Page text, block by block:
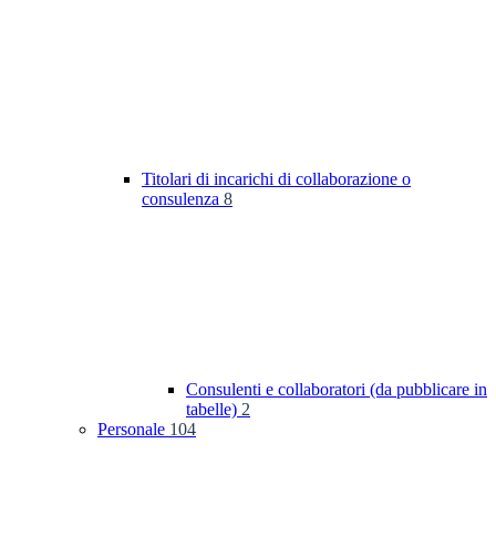
Titolari di incarichi di collaborazione o
consulenza 8
Consulenti e collaboratori (da pubblicare in
tabelle) 2
Personale 104